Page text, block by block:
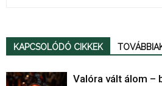
KAPCSOLÓDÓ CIKKEK
Valóra vált álom –